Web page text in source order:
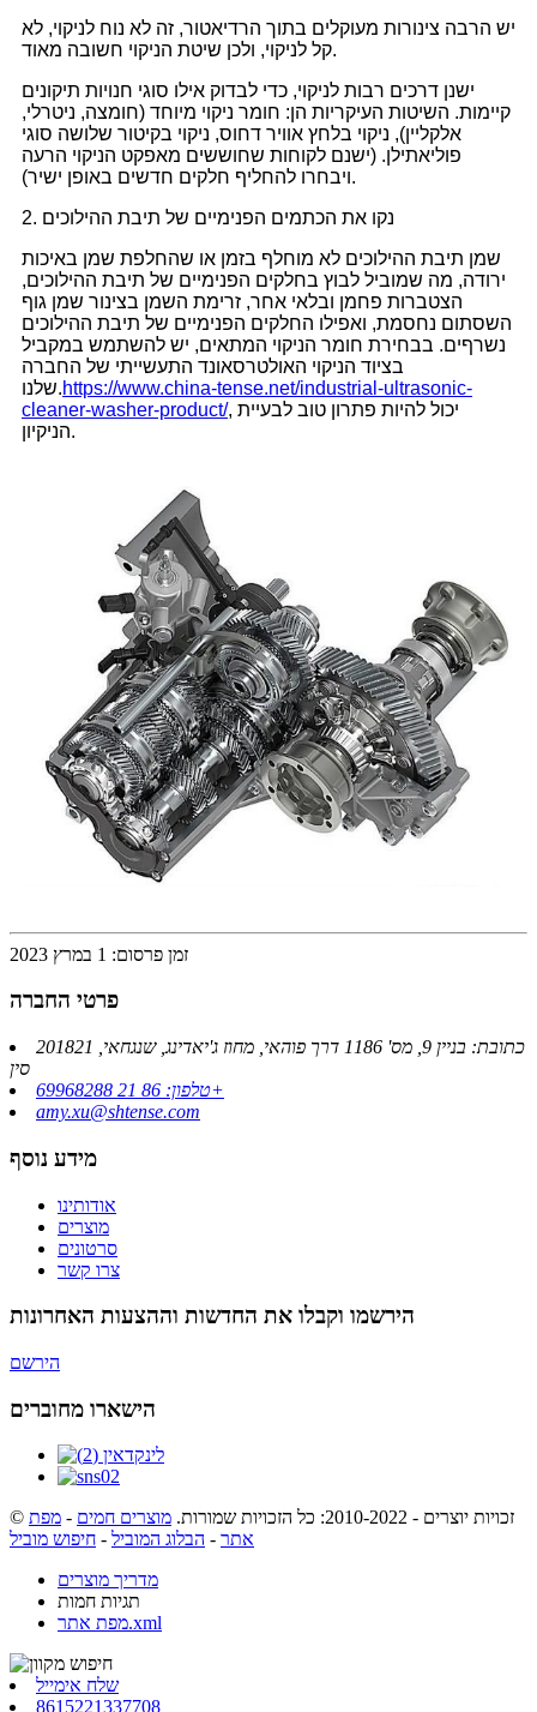
יש הרבה צינורות מעוקלים בתוך הרדיאטור, זה לא נוח לניקוי, לא
קל לניקוי, ולכן שיטת הניקוי חשובה מאוד.
ישנן דרכים רבות לניקוי, כדי לבדוק אילו סוגי חנויות תיקונים
קיימות. השיטות העיקריות הן: חומר ניקוי מיוחד (חומצה, ניטרלי,
אלקליין), ניקוי בלחץ אוויר דחוס, ניקוי בקיטור שלושה סוגי
פוליאתילן. (ישנם לקוחות שחוששים מאפקט הניקוי הרעה
ויבחרו להחליף חלקים חדשים באופן ישיר).
2. נקו את הכתמים הפנימיים של תיבת ההילוכים
שמן תיבת ההילוכים לא מוחלף בזמן או שהחלפת שמן באיכות
ירודה, מה שמוביל לבוץ בחלקים הפנימיים של תיבת ההילוכים,
הצטברות פחמן ובלאי אחר, זרימת השמן בצינור שמן גוף
השסתום נחסמת, ואפילו החלקים הפנימיים של תיבת ההילוכים
נשרףים. בבחירת חומר הניקוי המתאים, יש להשתמש במקביל
בציוד הניקוי האולטרסאונד התעשייתי של החברה
שלנו.https://www.china-tense.net/industrial-ultrasonic-
cleaner-washer-product/, יכול להיות פתרון טוב לבעיית
הניקיון.
זמן פרסום: 1 במרץ 2023
פרטי החברה
כתובת: בניין 9, מס' 1186 דרך פוהאי, מחוז ג'יאדינג, שנגחאי, 201821
סין
טלפון: 86 21 69968288+
amy.xu@shtense.com
מידע נוסף
אודותינו
מוצרים
סרטונים
צרו קשר
הירשמו וקבלו את החדשות וההצעות האחרונות
הירשם
הישארו מחוברים
© זכויות יוצרים - 2010-2022: כל הזכויות שמורות. מוצרים חמים - מפת
אתר - הבלוג המוביל - חיפוש מוביל
מדריך מוצרים
תגיות חמות
מפת אתר.xml
שלח אימייל
8615221337708